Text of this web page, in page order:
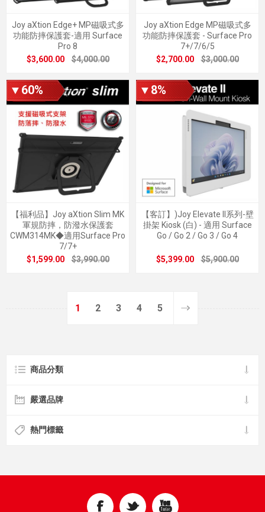
Joy aXtion Edge+ MP磁吸式多
功能防摔保護套-適用 Surface
Pro 8
$3,600.00
$4,000.00
Joy aXtion Edge MP磁吸式多
功能防摔保護套 - Surface Pro
7+/7/6/5
$2,700.00
$3,000.00
▼60%
【福利品】Joy aXtion Slim MK
軍規防摔，防潑水保護套
CWM314MK◆適用Surface Pro
7/7+
$1,599.00
$3,990.00
▼8%
【客訂】)Joy Elevate II系列-壁
掛架 Kiosk (白) - 適用 Surface
Go / Go 2 / Go 3 / Go 4
$5,399.00 $5,900.00
1 2 3 4 5
商品分類
嚴選品牌
熱門標籤